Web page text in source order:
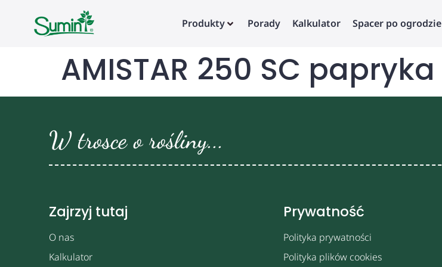
Produkty Porady Kalkulator Spacer po ogrodzie
AMISTAR 250 SC papryka
W trosce o rośliny...
Zajrzyj tutaj
O nas
Kalkulator
Prywatność
Polityka prywatności
Polityka plików cookies